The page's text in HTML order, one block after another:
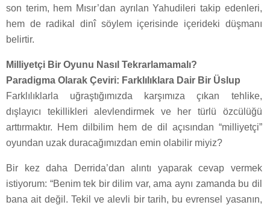
son terim, hem Mısır’dan ayrılan Yahudileri takip edenleri,
hem de radikal dinî söylem içerisinde içerideki düşmanı
belirtir.
Milliyetçi Bir Oyunu Nasıl Tekrarlamamalı?
Paradigma Olarak Çeviri: Farklılıklara Dair Bir Üslup
Farklılıklarla uğraştığımızda karşımıza çıkan tehlike,
dışlayıcı tekillikleri alevlendirmek ve her türlü özcülüğü
arttırmaktır. Hem dilbilim hem de dil açısından “milliyetçi”
oyundan uzak duracağımızdan emin olabilir miyiz?
Bir kez daha Derrida’dan alıntı yaparak cevap vermek
istiyorum: “Benim tek bir dilim var, ama aynı zamanda bu dil
bana ait değil. Tekil ve alevli bir tarih, bu evrensel yasanın,